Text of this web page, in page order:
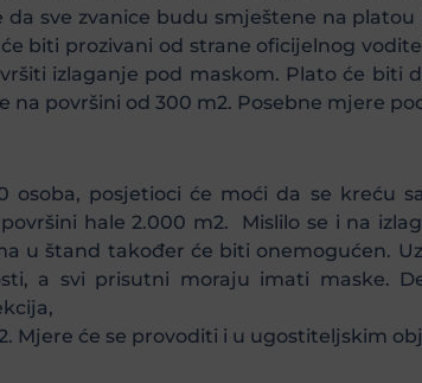
sve zvanice budu smještene na
biti prozivani od strane oficijelnog
izlaganje pod maskom. Plato će biti
na površini od 300 m2. Posebne mjere
osoba, posjetioci će moći da se
hale 2.000 m2. Mislilo se i na
u štand također će biti onemogućen.
a svi prisutni moraju imati maske.
Mjere će se provoditi i u ugostiteljskim